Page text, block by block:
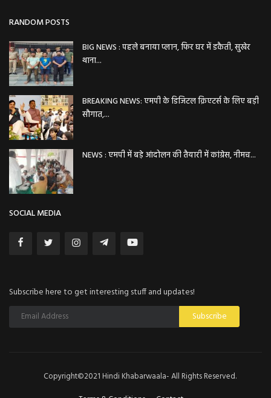
RANDOM POSTS
BIG NEWS : पहले बनाया प्लान, फिर घर में डकैती, सुखेर
थाना...
BREAKING NEWS: एमपी के डिजिटल क्रिएटर्स के लिए बड़ी
सौगात,...
NEWS : एमपी में बड़े आंदोलन की तैयारी में कांग्रेस, नीमच...
SOCIAL MEDIA
Subscribe here to get interesting stuff and updates!
Subscribe
Copyright©2021 Hindi Khabarwaala- All Rights Reserved.